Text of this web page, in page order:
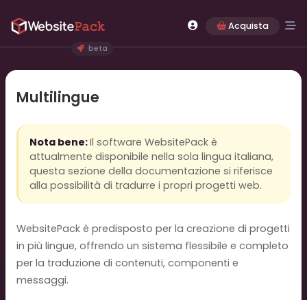
Acquista
beta
Multilingue
Nota bene:Il software WebsitePack è
attualmente disponibile nella sola lingua italiana,
questa sezione della documentazione si riferisce
alla possibilità di tradurre i propri progetti web.
WebsitePack è predisposto per la creazione di progetti
in più lingue, offrendo un sistema flessibile e completo
per la traduzione di contenuti, componenti e
messaggi.